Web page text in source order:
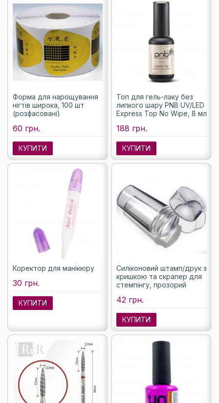
Форма для нарощування
нігтів широка, 100 шт
(розфасовані)
60 грн.
КУПИТИ
Топ для гель-лаку без
липкого шару PNB UV/LED
Express Top No Wipe, 8 мл
188 грн.
КУПИТИ
Коректор для манікюру
30 грн.
КУПИТИ
Силіконовий штамп/друк з
кришкою та скрапер для
стемпінгу, прозорий
42 грн.
КУПИТИ